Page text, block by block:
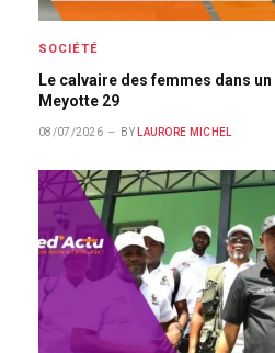
SOCIÉTÉ
Le calvaire des femmes dans
Meyotte 29
08/07/2026 BY LAURORE MICHEL